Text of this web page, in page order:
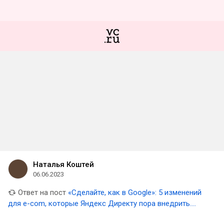
Наталья Коштей
06.06.2023
Ответ на пост «Сделайте, как в Google»: 5 изменений
для e-com, которые Яндекс Директу пора внедрить.